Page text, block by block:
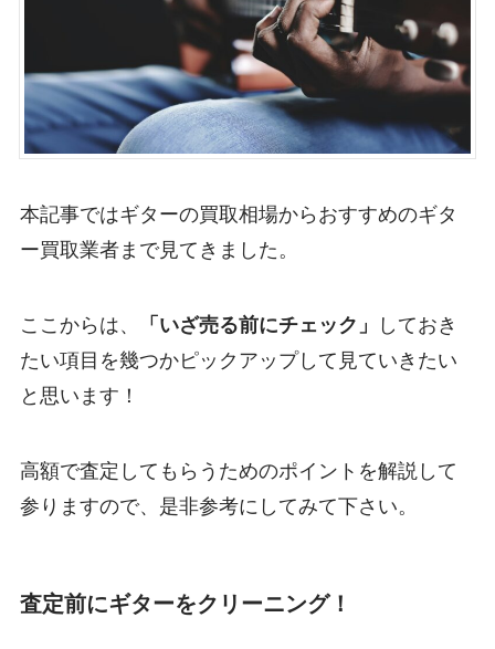
本記事ではギターの買取相場からおすすめのギタ
ー買取業者まで見てきました。
ここからは、 「いざ売る前にチェック」
しておき
たい項目を幾つかピックアップして見ていきたい
と思います！
高額で査定してもらうためのポイントを解説して
参りますので、是非参考にしてみて下さい。
査定前にギターをクリーニング！